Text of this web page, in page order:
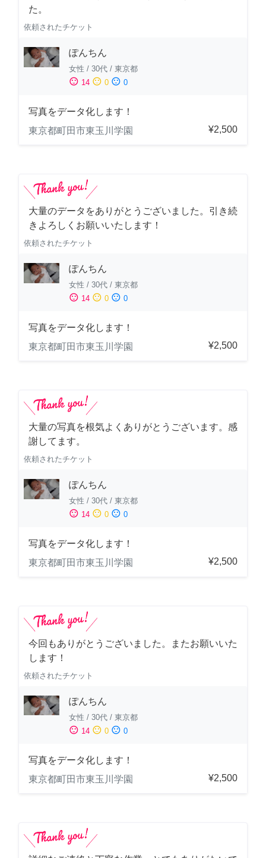
た。
依頼されたチケット
ぽんちん
女性 / 30代 / 東京都
sentiment_satisfied 14 sentiment_neutral 0 sentiment_dissatisfied 0
写真をデータ化します！
東京都町田市東玉川学園
¥2,500
大量のデータをありがとうございました。引き続
きよろしくお願いいたします！
依頼されたチケット
ぽんちん
女性 / 30代 / 東京都
sentiment_satisfied 14 sentiment_neutral 0 sentiment_dissatisfied 0
写真をデータ化します！
東京都町田市東玉川学園
¥2,500
大量の写真を根気よくありがとうございます。感
謝してます。
依頼されたチケット
ぽんちん
女性 / 30代 / 東京都
sentiment_satisfied 14 sentiment_neutral 0 sentiment_dissatisfied 0
写真をデータ化します！
東京都町田市東玉川学園
¥2,500
今回もありがとうございました。またお願いいた
します！
依頼されたチケット
ぽんちん
女性 / 30代 / 東京都
sentiment_satisfied 14 sentiment_neutral 0 sentiment_dissatisfied 0
写真をデータ化します！
東京都町田市東玉川学園
¥2,500